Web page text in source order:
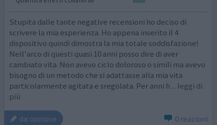
Stupita dalle tante negative recensioni ho deciso di
scrivere la mia esperienza. Ho appena inserito il 4
dispositivo quindi dimostra la mia totale soddisfazione!
Nell'arco di questi quasi 10 anni posso dire di aver
cambiato vita. Non avevo ciclo doloroso o simili ma avevo
bisogno di un metodo che si adattasse alla mia vita
particolarmente agitata e sregolata. Per anni h ... leggi di
più
dai opinione 0 reazioni